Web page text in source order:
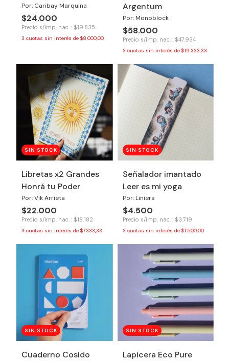
Por: Caribay Marquina
$24.000
Precio s/imp. nac. : $19.835
3 cuotas sin interés de $8.000,00
Argentum
Por: Monoblock
$58.000
Precio s/imp. nac. : $47.934
3 cuotas sin interés de $19.333,33
SIN STOCK
Libretas x2 Grandes
Honrá tu Poder
Por: Vik Arrieta
$22.000
Precio s/imp. nac. : $18.182
3 cuotas sin interés de $7.333,33
SIN STOCK
Señalador imantado
Leer es mi yoga
Por: Liniers
$4.500
Precio s/imp. nac. : $3.719
3 cuotas sin interés de $1.500,00
SIN STOCK
Cuaderno Cosido
SIN STOCK
Lapicera Eco Pure